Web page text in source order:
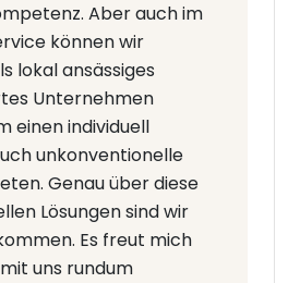
Aber auch im
können wir
lokal ansässiges
Unternehmen
einen individuell
unkonventionelle
Genau über diese
Lösungen sind wir
Es freut mich
uns rundum